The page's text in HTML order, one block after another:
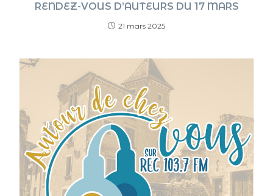
RENDEZ-VOUS D’AUTEURS DU 17 MARS
21 mars 2025